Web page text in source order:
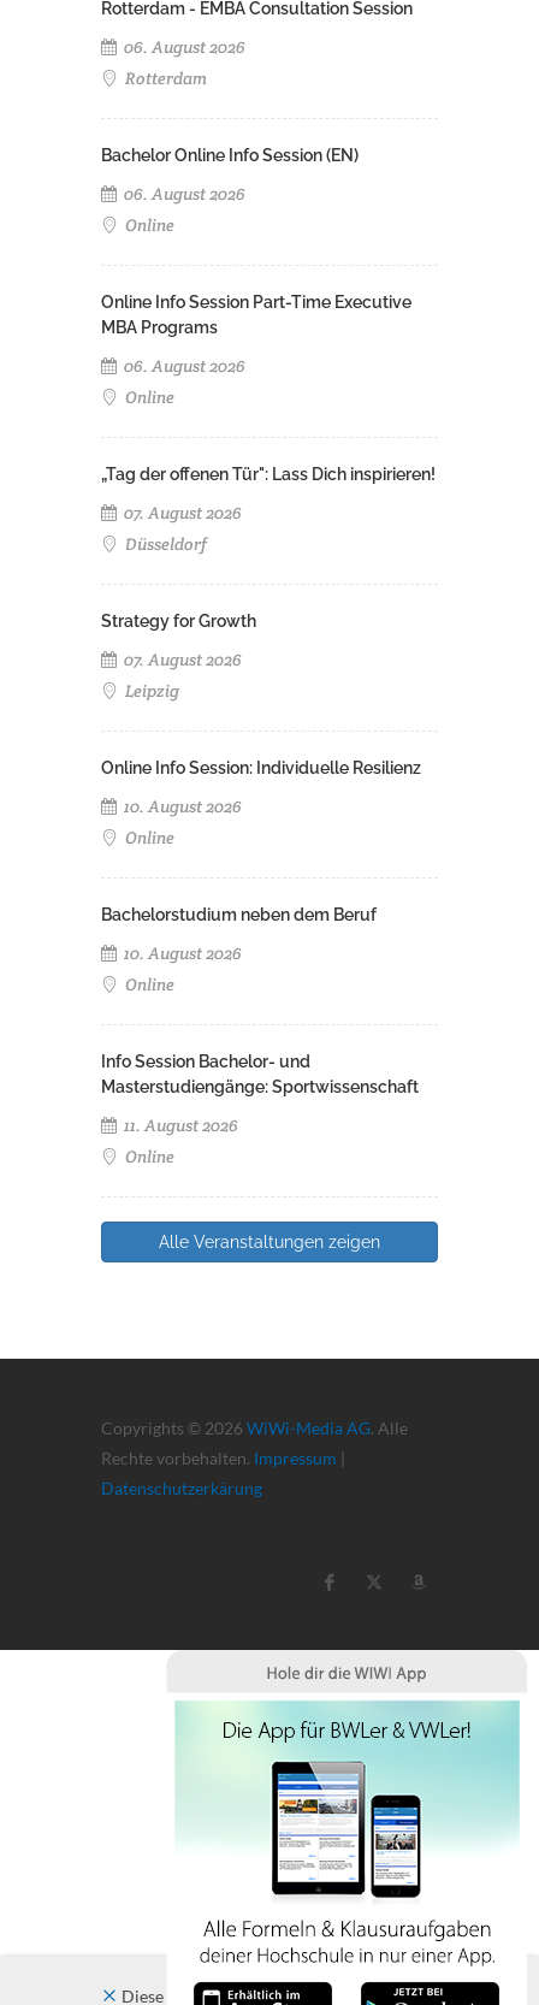
Rotterdam - EMBA Consultation Session
06. August 2026
Rotterdam
Bachelor Online Info Session (EN)
06. August 2026
Online
Online Info Session Part-Time Executive
MBA Programs
06. August 2026
Online
„Tag der offenen Tür": Lass Dich inspirieren!
07. August 2026
Düsseldorf
Strategy for Growth
07. August 2026
Leipzig
Online Info Session: Individuelle Resilienz
10. August 2026
Online
Bachelorstudium neben dem Beruf
10. August 2026
Online
Info Session Bachelor- und
Masterstudiengänge: Sportwissenschaft
11. August 2026
Online
Alle Veranstaltungen zeigen
Copyrights © 2026 WiWi-Media AG. Alle
Rechte vorbehalten. Impressum |
Datenschutzerkärung
Diese Website verwendet Cookies. Indem